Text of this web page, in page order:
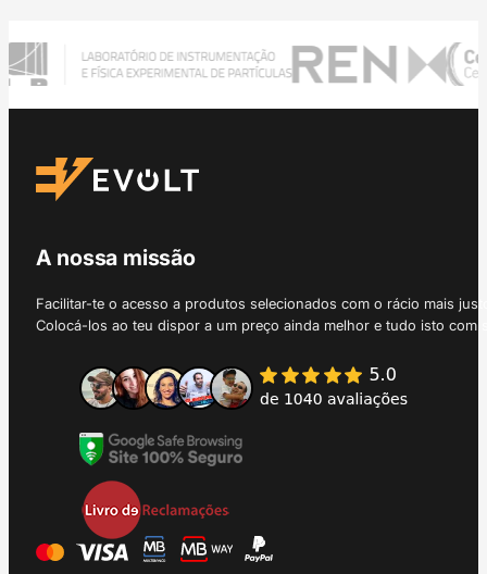
A nossa missão
Facilitar-te o acesso a produtos selecionados com o rácio mais
Colocá-los ao teu dispor a um preço ainda melhor e tudo isto